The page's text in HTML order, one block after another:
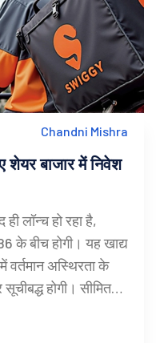
Chandni Mishra
शेयर बाजार में निवेश
लॉन्च हो रहा है,
के बीच होगी। यह खाद्य
वर्तमान अस्थिरता के
होगी। सीमित
जुटाकर अपने